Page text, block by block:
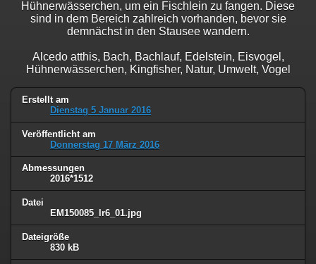
Hühnerwässerchen, um ein Fischlein zu fangen. Diese
sind in dem Bereich zahlreich vorhanden, bevor sie
demnächst in den Stausee wandern.
Alcedo atthis, Bach, Bachlauf, Edelstein, Eisvogel,
Hühnerwässerchen, Kingfisher, Natur, Umwelt, Vogel
Erstellt am
Dienstag 5 Januar 2016
Veröffentlicht am
Donnerstag 17 März 2016
Abmessungen
2016*1512
Datei
EM150085_lr6_01.jpg
Dateigröße
830 kB